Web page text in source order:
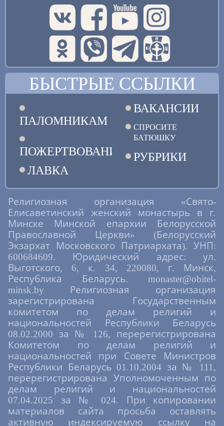
БЫСТРЫЕ ССЫЛКИ
ПАЛОМНИКАМ
ПОЖЕРТВОВАНИЯ
ЛАВКА
ВАКАНСИИ
СПРОСИТЕ
БАТЮШКУ
РУБРИКИ
Религиозная организация «Свято-
Елисаветинский женский монастырь в г.
Минске Минской епархии Белорусской
Православной Церкви» (Белорусский
Экзархат Московского Патриархата). УНП:
600684609. Юридический адрес: ул.
Выготского, 6, к. 34, 220080, г. Минск,
Республика Беларусь. monaster@obitel-
minsk.by Религиозная организация
зарегистрирована Государственным
комитетом по делам религий и
национальностей Республики Беларусь
08.02.2000 за № 126, перерегистрирована
Комитетом по делам религий и
национальностей при Совете Министров
Республики Беларусь 01.10.2004 за № 111,
перерегистрирована Уполномоченным по
делам религий и национальностей
07.04.2025 за № 024. При копировании
материалов сайта просьба оставлять
активную индексируемую ссылку на